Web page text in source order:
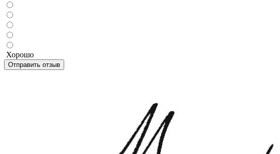
Хорошо
Отправить отзыв